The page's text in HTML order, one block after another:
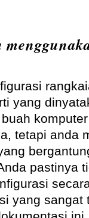
yang
tetapi anda
pastinya
yang sangat